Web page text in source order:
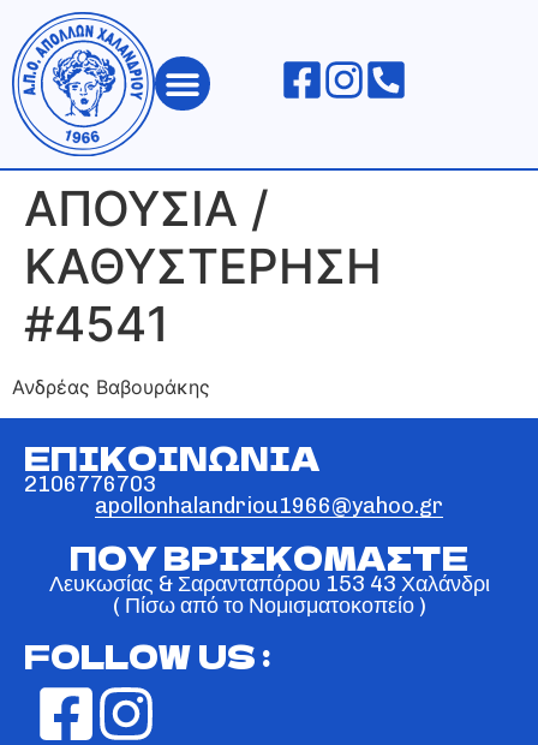
ΑΠΟΥΣΙΑ /
ΚΑΘΥΣΤΕΡΗΣΗ
#4541
Ανδρέας Βαβουράκης
ΕΠΙΚΟΙΝΩΝΙΑ
2106776703
apollonhalandriou1966@yahoo.gr
ΠΟΥ ΒΡΙΣΚΟΜΑΣΤΕ
Λευκωσίας & Σαρανταπόρου 153 43 Χαλάνδρι
( Πίσω από το Νομισματοκοπείο )
FOLLOW US :